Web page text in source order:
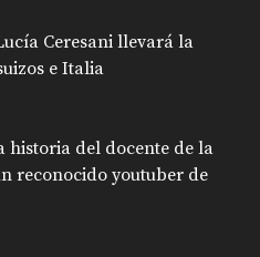
Ceresani llevará la
e Italia
historia del docente de la
reconocido youtuber de